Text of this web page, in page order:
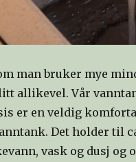
man bruker mye
allikevel. Vår
er en veldig
Det holder til
vask og dusj og